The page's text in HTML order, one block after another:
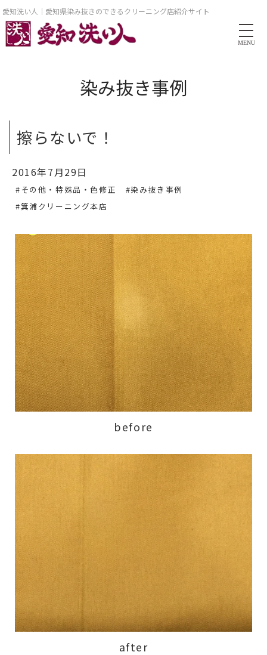
愛知洗い人｜愛知県染み抜きのできるクリーニング店紹介サイト
MENU
染み抜き事例
擦らないで！
2016年7月29日
#その他・特殊品・色修正
#染み抜き事例
#箕浦クリーニング本店
before
after